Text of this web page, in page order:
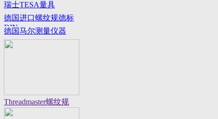
系列
瑞士TESA量具
德国进口螺纹规德标
DIN
德国马尔测量仪器
Threadmaster螺纹规